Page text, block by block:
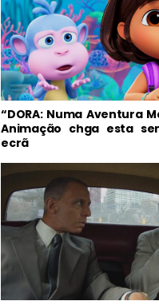
“DORA: Numa Aventura
Animação chga esta
ecrã